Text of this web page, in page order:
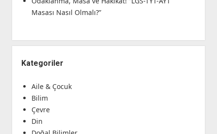
Masası Nasıl Olmalı?”
Kategoriler
Aile & Çocuk
Bilim
Çevre
Din